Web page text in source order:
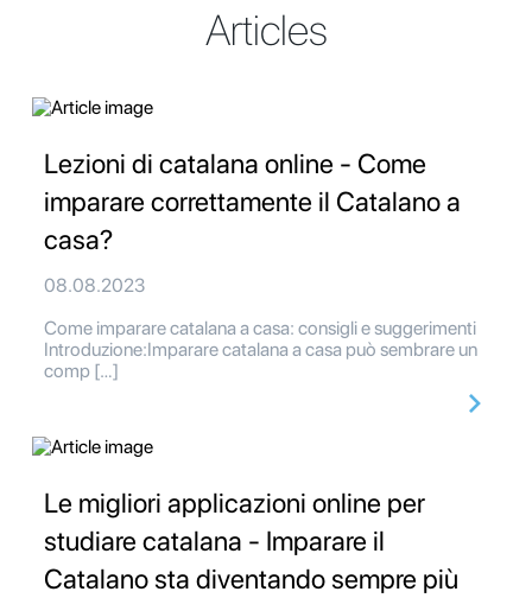
Articles
Lezioni di catalana online - Come
imparare correttamente il Catalano a
casa?
08.08.2023
Come imparare catalana a casa: consigli e suggerimenti
Introduzione:Imparare catalana a casa può sembrare un
comp […]
Le migliori applicazioni online per
studiare catalana - Imparare il
Catalano sta diventando sempre più